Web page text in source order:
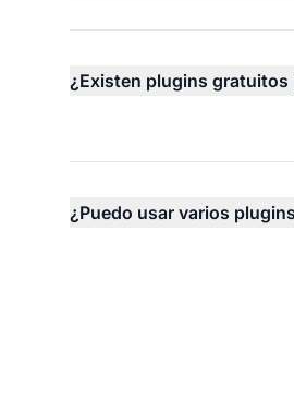
¿Existen plugins gratuitos
¿Puedo usar varios